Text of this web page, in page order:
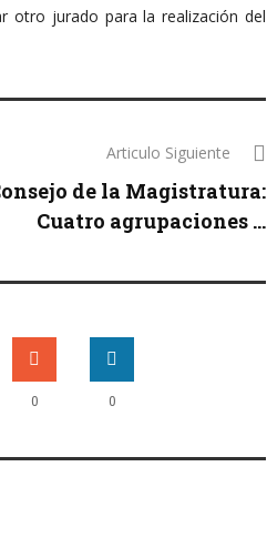
otro jurado para la realización del
Articulo Siguiente
de la Magistratura:
Cuatro agrupaciones ...
0 0